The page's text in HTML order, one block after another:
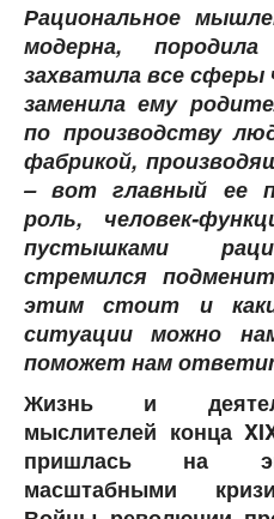
Рациональное
модерна,
захватила все сферы
заменила ему
по производству
фабрикой,
– вот главный ее
роль, человек-
пустышками
стремился
этим стоит и
ситуации можно
поможет нам
Жизнь и
мыслителей конца
пришлась на
масштабными